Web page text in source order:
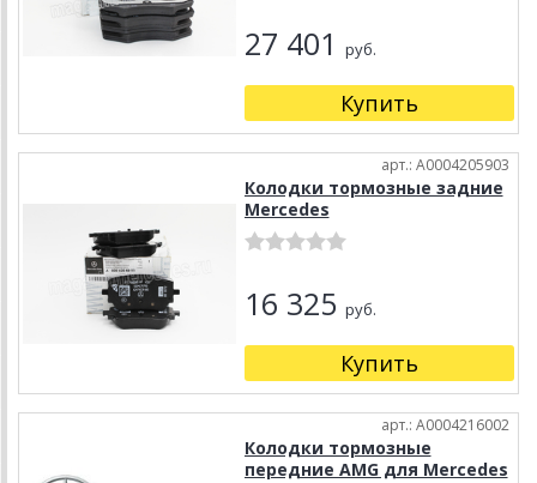
27 401 руб.
Купить
арт.: A0004205903
Колодки тормозные задние
Mercedes
16 325 руб.
Купить
арт.: A0004216002
Колодки тормозные
передние AMG для Mercedes